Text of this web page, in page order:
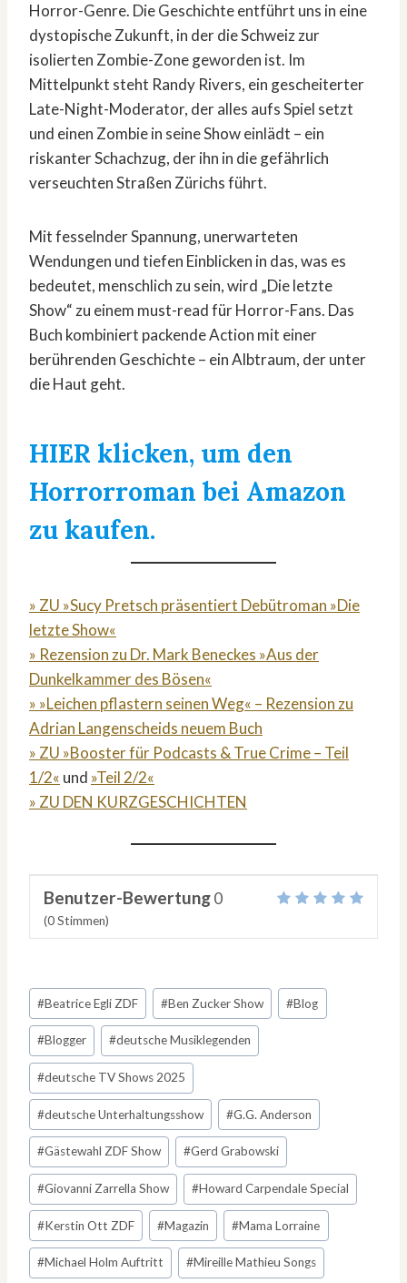
Horror-Genre. Die Geschichte entführt uns in eine
dystopische Zukunft, in der die Schweiz zur
isolierten Zombie-Zone geworden ist. Im
Mittelpunkt steht Randy Rivers, ein gescheiterter
Late-Night-Moderator, der alles aufs Spiel setzt
und einen Zombie in seine Show einlädt – ein
riskanter Schachzug, der ihn in die gefährlich
verseuchten Straßen Zürichs führt.
Mit fesselnder Spannung, unerwarteten
Wendungen und tiefen Einblicken in das, was es
bedeutet, menschlich zu sein, wird „Die letzte
Show“ zu einem must-read für Horror-Fans. Das
Buch kombiniert packende Action mit einer
berührenden Geschichte – ein Albtraum, der unter
die Haut geht.
HIER klicken, um den
Horrorroman bei Amazon
zu kaufen.
» ZU »Sucy Pretsch präsentiert Debütroman »Die
letzte Show«
» Rezension zu Dr. Mark Beneckes »Aus der
Dunkelkammer des Bösen«
» »Leichen pflastern seinen Weg« – Rezension zu
Adrian Langenscheids neuem Buch
» ZU »Booster für Podcasts & True Crime – Teil
1/2« und »Teil 2/2«
» ZU DEN KURZGESCHICHTEN
Benutzer-Bewertung0
(0Stimmen)
Schlagworte:
#Beatrice Egli ZDF #Ben Zucker Show #Blog
#Blogger #deutsche Musiklegenden
#deutsche TV Shows 2025
#deutsche Unterhaltungsshow #G.G. Anderson
#Gästewahl ZDF Show #Gerd Grabowski
#Giovanni Zarrella Show #Howard Carpendale Special
#Kerstin Ott ZDF #Magazin #Mama Lorraine
#Michael Holm Auftritt #Mireille Mathieu Songs